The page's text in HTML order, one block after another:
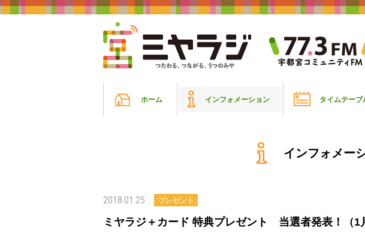
ホーム インフォメーション タイムテーブ
インフォメー
2018.01.25 プレゼント
ミヤラジ＋カード 特典プレゼント 当選者発表！（1